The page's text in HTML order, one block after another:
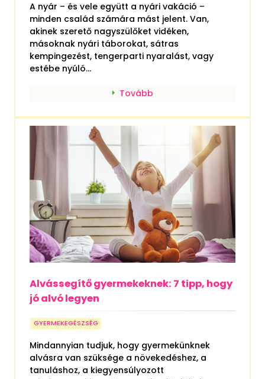
A nyár – és vele együtt a nyári vakáció –
minden család számára mást jelent. Van,
akinek szerető nagyszülőket vidéken,
másoknak nyári táborokat, sátras
kempingezést, tengerparti nyaralást, vagy
estébe nyúló...
Tovább
Alvássegítő gyermekeknek: 7 tipp, hogy
jó alvó legyen
GYERMEKEGÉSZSÉG
Mindannyian tudjuk, hogy gyermekünknek
alvásra van szüksége a növekedéshez, a
tanuláshoz, a kiegyensúlyozott